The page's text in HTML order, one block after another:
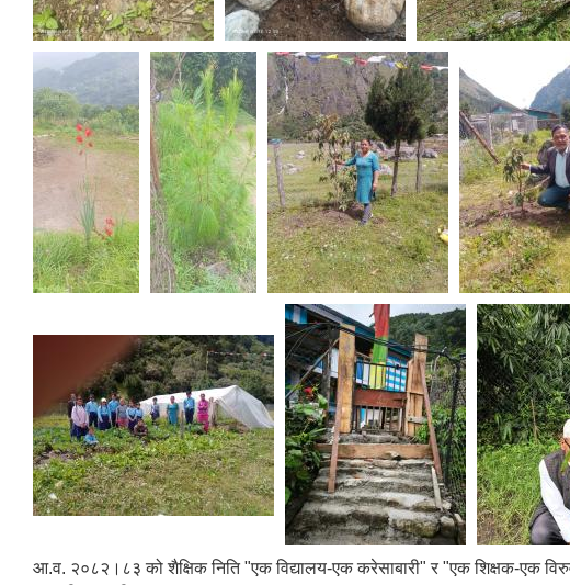
आ.व. २०८२।८३ को शैक्षिक निति "एक विद्यालय-एक करेसाबारी" र "एक शिक्षक-एक